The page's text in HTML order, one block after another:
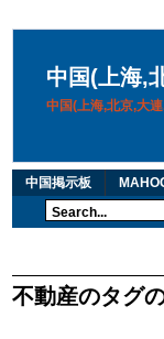
中国(上海,
中国(上海,北京,大
中国掲示板
不動産のタグ